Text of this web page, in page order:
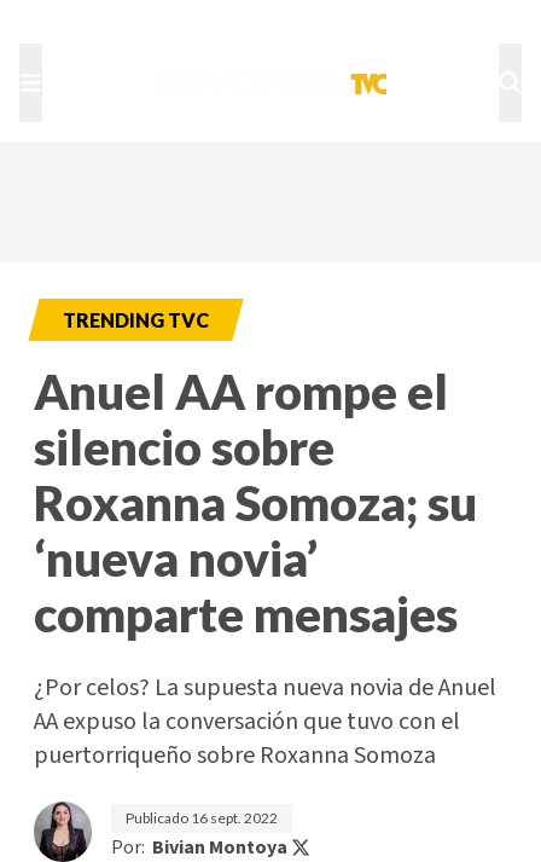
TRENDING TVC
Anuel AA rompe el
silencio sobre
Roxanna Somoza; su
‘nueva novia’
comparte mensajes
¿Por celos? La supuesta nueva novia de Anuel
AA expuso la conversación que tuvo con el
puertorriqueño sobre Roxanna Somoza
Publicado 16 sept. 2022
Por: Bivian Montoya